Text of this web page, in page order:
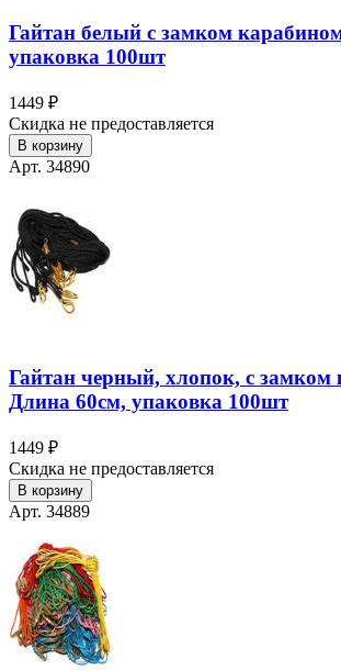
Гайтан белый с замком
упаковка 100шт
1449 ₽
Скидка не предоставляется
В корзину
Арт. 34890
Гайтан черный, хлопок, с замком
Длина 60см, упаковка 100шт
1449 ₽
Скидка не предоставляется
В корзину
Арт. 34889